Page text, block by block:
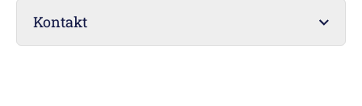
Kontakt